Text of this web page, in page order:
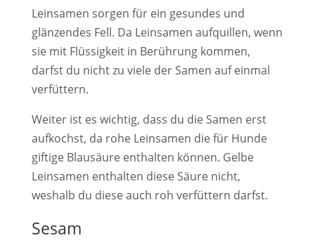
Leinsamen sorgen für ein gesundes und
glänzendes Fell. Da Leinsamen aufquillen, wenn
sie mit Flüssigkeit in Berührung kommen,
darfst du nicht zu viele der Samen auf einmal
verfüttern.
Weiter ist es wichtig, dass du die Samen erst
aufkochst, da rohe Leinsamen die für Hunde
giftige Blausäure enthalten können. Gelbe
Leinsamen enthalten diese Säure nicht,
weshalb du diese auch roh verfüttern darfst.
Sesam